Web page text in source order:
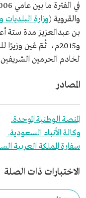
والقروية (وزارة البلديات
و2015م، ثُمّ عُين
لخادم الحرمين
المصادر
المنصة الوطنية الموحدة.
وكالة الأنباء السعودية.
سفارة المملكة العربية
الاختبارات ذات الصلة